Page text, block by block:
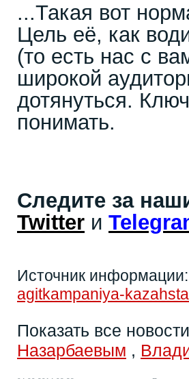
...Такая вот
Цель её, как
(то есть нас с
широкой
дотянуться.
понимать.
Следите за
Twitter и
Источник информации:
agitkampaniya-
Показать все
Назарбаевым ,